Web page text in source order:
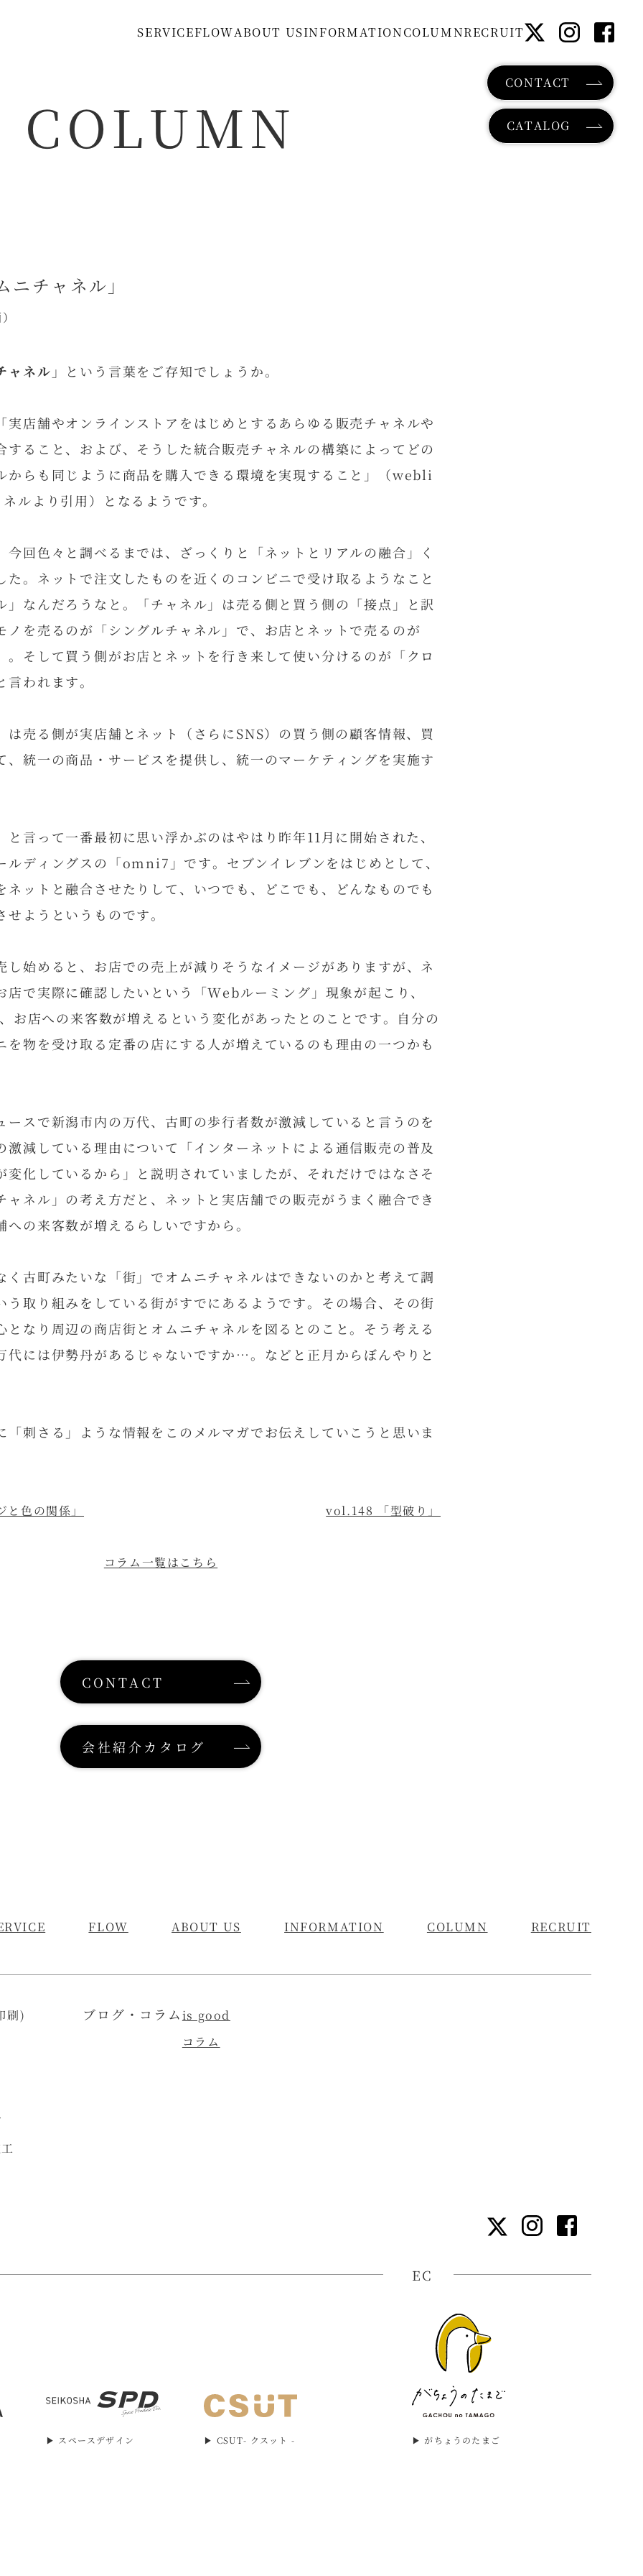
SERVICEFLOWABOUT USINFORMATIONCOLUMNRECRUIT
CONTACT
CATALOG
COLUMN
チャネル」
ネル」 という言葉をご存知でしょうか。
店舗やオンラインストアをはじめとするあらゆる販売チャネルや
すること、および、そうした統合販売チャネルの構築によってどの
からも同じように商品を購入できる環境を実現すること」（webli
ルより引用）となるようです。
今回色々と調べるまでは、ざっくりと「ネットとリアルの融合」く
た。ネットで注文したものを近くのコンビニで受け取るようなこと
」なんだろうなと。「チャネル」は売る側と買う側の「接点」と訳
ノを売るのが「シングルチャネル」で、お店とネットで売るのが
。そして買う側がお店とネットを行き来して使い分けるのが「クロ
われます。
は売る側が実店舗とネット（さらにSNS）の買う側の顧客情報、買
、統一の商品・サービスを提供し、統一のマーケティングを実施す
と言って一番最初に思い浮かぶのはやはり昨年11月に開始された、
ルディングスの「omni7」です。セブンイレブンをはじめとして、
ネットと融合させたりして、いつでも、どこでも、どんなものでも
ようというものです。
し始めると、お店での売上が減りそうなイメージがありますが、ネ
店で実際に確認したいという「Webルーミング」現象が起こり、
お店への来客数が増えるという変化があったとのことです。自分の
を物を受け取る定番の店にする人が増えているのも理由の一つかも
ースで新潟市内の万代、古町の歩行者数が激減していると言うのを
激減している理由について「インターネットによる通信販売の普及
変化しているから」と説明されていましたが、それだけではなさそ
ャネル」の考え方だと、ネットと実店舗での販売がうまく融合でき
の来客数が増えるらしいですから。
く古町みたいな「街」でオムニチャネルはできないのかと考えて調
う取り組みをしている街がすでにあるようです。その場合、その街
となり周辺の商店街とオムニチャネルを図るとのこと。そう考える
代には伊勢丹があるじゃないですか…。などと正月からぼんやりと
「刺さる」ような情報をこのメルマガでお伝えしていこうと思いま
色の関係」 vol.148 「型破り」
コラム一覧はこちら
CONTACT
会社紹介カタログ
FLOW ABOUT US INFORMATION COLUMN RECRUIT
刷) ブログ・コラムis good
コラム
▶︎ スペースデザイン ▶︎ CSUT- クスット -
EC
▶︎ がちょうのたまご